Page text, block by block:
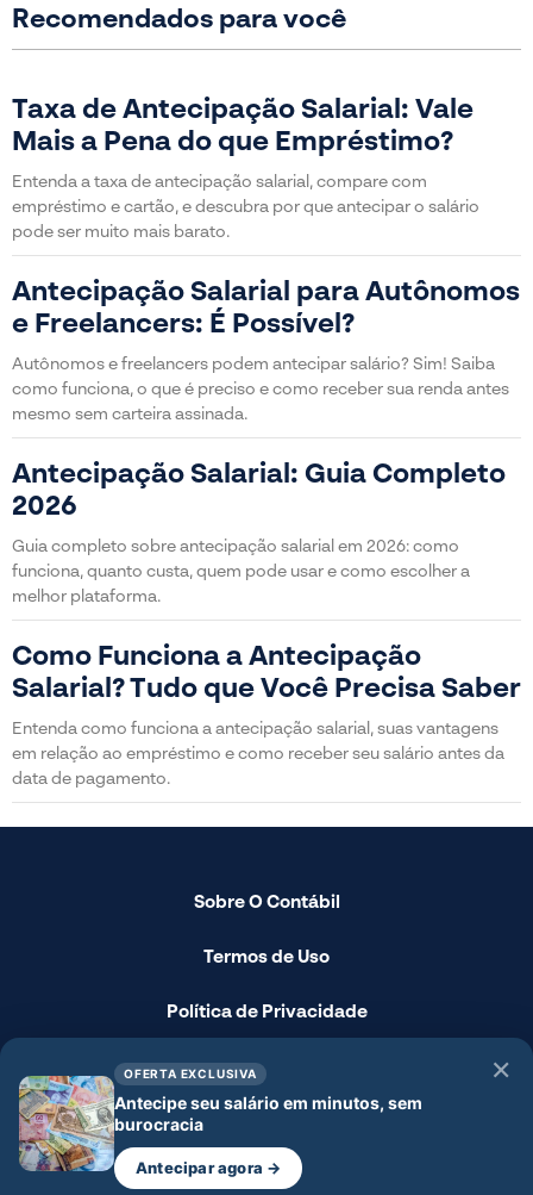
Recomendados para você
Taxa de Antecipação Salarial: Vale
Mais a Pena do que Empréstimo?
Entenda a taxa de antecipação salarial, compare com
empréstimo e cartão, e descubra por que antecipar o salário
pode ser muito mais barato.
Antecipação Salarial para Autônomos
e Freelancers: É Possível?
Autônomos e freelancers podem antecipar salário? Sim! Saiba
como funciona, o que é preciso e como receber sua renda antes
mesmo sem carteira assinada.
Antecipação Salarial: Guia Completo
2026
Guia completo sobre antecipação salarial em 2026: como
funciona, quanto custa, quem pode usar e como escolher a
melhor plataforma.
Como Funciona a Antecipação
Salarial? Tudo que Você Precisa Saber
Entenda como funciona a antecipação salarial, suas vantagens
em relação ao empréstimo e como receber seu salário antes da
data de pagamento.
Sobre O Contábil
Termos de Uso
Política de Privacidade
Fale Conosco
© 2024 - O Contábil - Todos os direitos reservados
OFERTA EXCLUSIVA
Antecipe seu salário em minutos, sem
burocracia
Antecipar agora →
✕